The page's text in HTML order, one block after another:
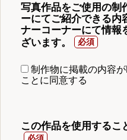
写真作品をご使用の制
ーにてご紹介できる内
ナーコーナーにて情報
ざいます。
制作物に掲載の内容
ことに同意する
この作品を使用するこ